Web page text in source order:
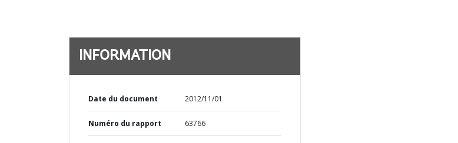
INFORMATION
Date du document 2012/11/01
Numéro du rapport 63766